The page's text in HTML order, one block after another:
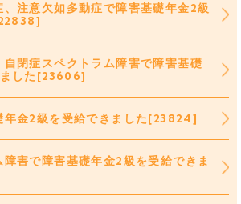
、注意欠如多動症で障害基礎年金2級
閉症スペクトラム障害で障害基礎
した[23606]
年金2級を受給できました[23824]
害で障害基礎年金2級を受給できま